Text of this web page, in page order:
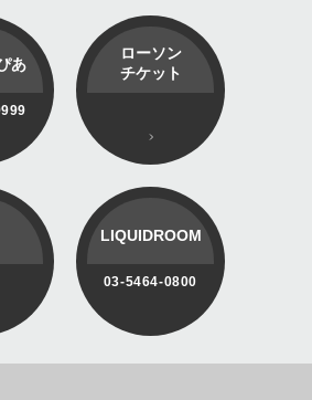
あ
ローソン
チケット
LIQUIDROOM
03-5464-0800